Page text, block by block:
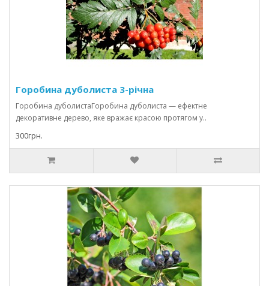
Горобина дуболиста 3-річна
Горобина дуболистаГоробина дуболиста — ефектне
декоративне дерево, яке вражає красою протягом у..
300грн.